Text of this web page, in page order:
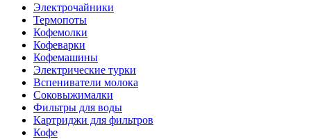
Электрочайники
Термопоты
Кофемолки
Кофеварки
Кофемашины
Электрические турки
Вспениватели молока
Соковыжималки
Фильтры для воды
Картриджи для фильтров
Кофе